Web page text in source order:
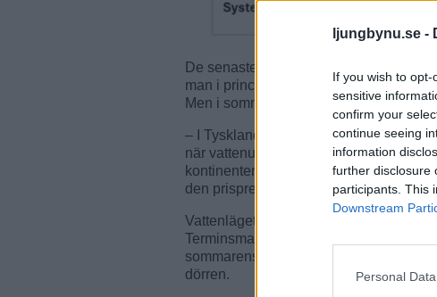
ljungbynu.se -
If you wish to
sensitive
confirm your
continue seeing
information
further disclosure
participants. This
Downstream
Personal
De senaste somrarna har svenska
man i princip fått betalt för att förbruka
Men i sommar väntas dessa
– I Tyskland kommer vi även i sommar
när vattenunderskottet är stort i
kontinenten. Vattenkraften behöver
den prispress som vi sett de senaste
Vattenläget väntas fortsätta spela en
Terminsmarknaden pekar redan nu
sommarens faktiska nederbörd kan
dörren.